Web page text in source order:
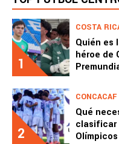
1
COSTA
Quién es
héroe de
2
CONCACAF
Qué
clasificar